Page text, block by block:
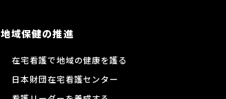
地域保健の推進
在宅看護で地域の健康を護る
日本財団在宅看護センター